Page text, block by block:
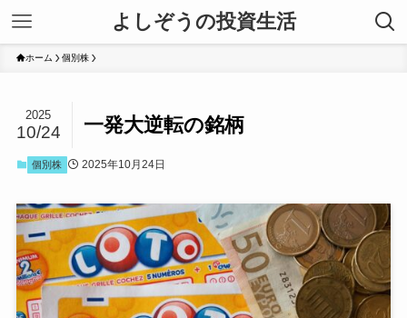
よしぞうの投資生活
ホーム 個別株
一発大逆転の銘柄
2025
10/24
個別株 2025年10月24日